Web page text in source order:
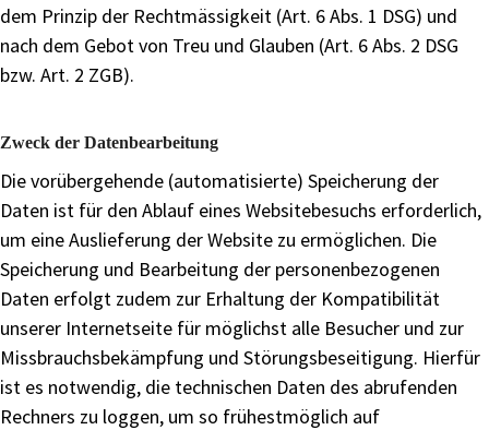
dem Prinzip der Rechtmässigkeit (Art. 6 Abs. 1 DSG) und
nach dem Gebot von Treu und Glauben (Art. 6 Abs. 2 DSG
bzw. Art. 2 ZGB).
Zweck der Datenbearbeitung
Die vorübergehende (automatisierte) Speicherung der
Daten ist für den Ablauf eines Websitebesuchs erforderlich,
um eine Auslieferung der Website zu ermöglichen. Die
Speicherung und Bearbeitung der personenbezogenen
Daten erfolgt zudem zur Erhaltung der Kompatibilität
unserer Internetseite für möglichst alle Besucher und zur
Missbrauchsbekämpfung und Störungsbeseitigung. Hierfür
ist es notwendig, die technischen Daten des abrufenden
Rechners zu loggen, um so frühestmöglich auf